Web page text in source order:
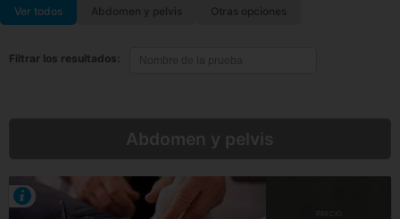
Ver todos Abdomen y pelvis Otras opciones
Filtrar los resultados:
Abdomen y pelvis